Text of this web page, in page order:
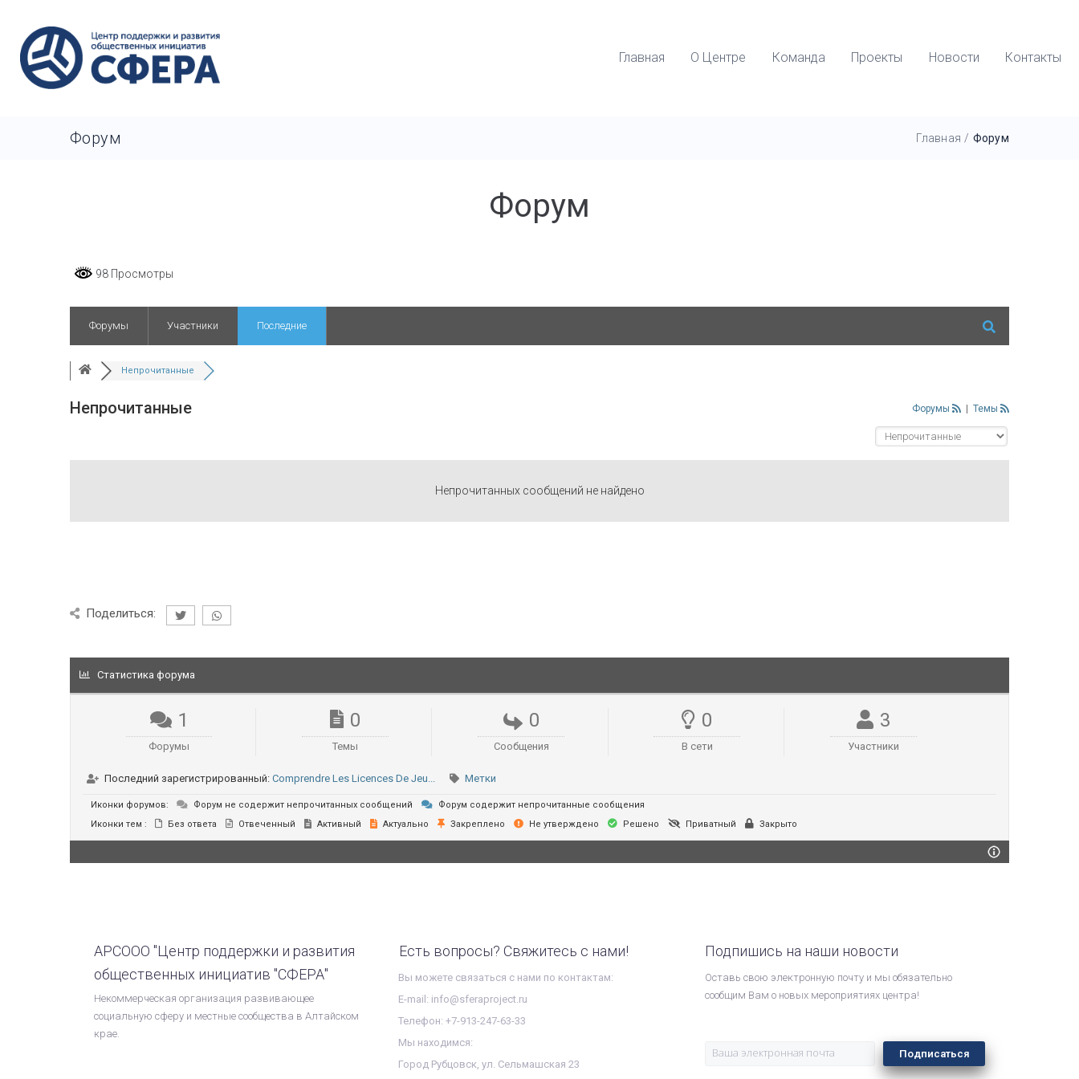
Главная О Центре Команда Проекты Новости Контакты
Форум Главная / Форум
Форум
98 Просмотры
Форумы Участники Последние
Непрочитанные
Непрочитанные Форумы | Темы
Непрочитанных сообщений не найдено
Поделиться:
Статистика форума
1
Форумы
0
Темы
0
Сообщения
0
В сети
3
Участники
Последний зарегистрированный: Comprendre Les Licences De Jeu... Метки
Иконки форумов: Форум не содержит непрочитанных сообщений
Форум содержит непрочитанные сообщения
Иконки тем :
Без ответа Отвеченный Активный Актуально Закреплено Не утверждено Решено Приватный Закрыто
АРСООО "Центр поддержки и развития
общественных инициатив "СФЕРА"
Некоммерческая организация развивающее
социальную сферу и местные сообщества в Алтайском
крае.
Есть вопросы? Свяжитесь с нами!
Вы можете связаться с нами по контактам:
E-mail: info@sferaproject.ru
Телефон: +7-913-247-63-33
Мы находимся:
Город Рубцовск, ул. Сельмашская 23
Подпишись на наши новости
Оставь свою электронную почту и мы обязательно
сообщим Вам о новых мероприятиях центра!
Подписаться